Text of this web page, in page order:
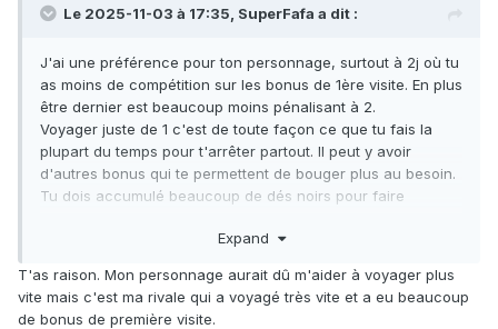
Le 2025-11-03 à 17:35, SuperFafa a dit :
J'ai une préférence pour ton personnage, surtout à 2j où tu
as moins de compétition sur les bonus de 1ère visite. En plus
être dernier est beaucoup moins pénalisant à 2.
Voyager juste de 1 c'est de toute façon ce que tu fais la
plupart du temps pour t'arrêter partout. Il peut y avoir
d'autres bonus qui te permettent de bouger plus au besoin.
Tu dois accumulé beaucoup de dés noirs pour faire
Expand
T'as raison. Mon personnage aurait dû m'aider à voyager plus
vite mais c'est ma rivale qui a voyagé très vite et a eu beaucoup
de bonus de première visite.